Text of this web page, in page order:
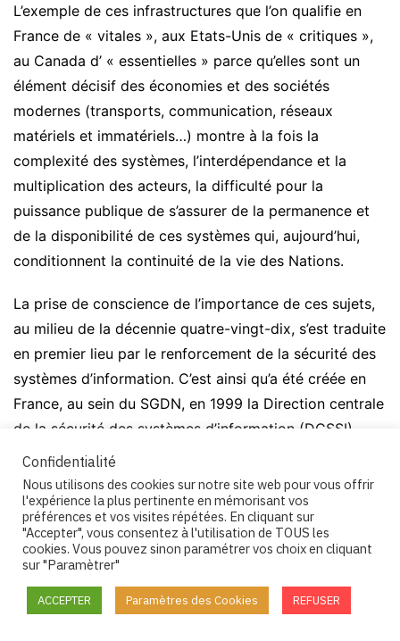
L’exemple de ces infrastructures que l’on qualifie en
France de « vitales », aux Etats-Unis de « critiques »,
au Canada d’ « essentielles » parce qu’elles sont un
élément décisif des économies et des sociétés
modernes (transports, communication, réseaux
matériels et immatériels…) montre à la fois la
complexité des systèmes, l’interdépendance et la
multiplication des acteurs, la difficulté pour la
puissance publique de s’assurer de la permanence et
de la disponibilité de ces systèmes qui, aujourd’hui,
conditionnent la continuité de la vie des Nations.
La prise de conscience de l’importance de ces sujets,
au milieu de la décennie quatre-vingt-dix, s’est traduite
en premier lieu par le renforcement de la sécurité des
systèmes d’information. C’est ainsi qu’a été créée en
France, au sein du SGDN, en 1999 la Direction centrale
de la sécurité des systèmes d’information (DCSSI),
devenue Agence nationale depuis, et qu’une réflexion
d’ampleur a été engagée, au même moment, sur le rôle
du Gouvernement en matière de protection et de
permanence des infrastructures vitales.
Les systèmes d’information, c’est la dématérialisation
de la menace, la déterritorialisation de la défense, la
Confidentialité
Nous utilisons des cookies sur notre site web pour vous offrir
l'expérience la plus pertinente en mémorisant vos
préférences et vos visites répétées. En cliquant sur
"Accepter", vous consentez à l'utilisation de TOUS les
cookies. Vous pouvez sinon paramétrer vos choix en cliquant
sur "Paramètrer"
ACCEPTER Paramètres des Cookies REFUSER